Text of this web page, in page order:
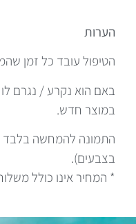
הערות
הטיפול עובד כל זמן
באם הוא נקרע / נגרם
במוצר חדש.
התמונה להמחשה בלבד
בצבעים).
* המחיר אינו כולל